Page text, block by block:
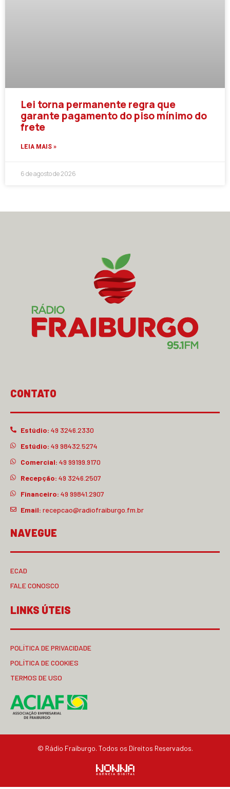
Lei torna permanente regra que
garante pagamento do piso mínimo do
frete
LEIA MAIS »
6 de agosto de 2026
CONTATO
Estúdio: 49 3246.2330
Estúdio: 49 98432.5274
Comercial: 49 99199.9170
Recepção: 49 3246.2507
Financeiro: 49 99841.2907
Email: recepcao@radiofraiburgo.fm.br
NAVEGUE
ECAD
FALE CONOSCO
LINKS ÚTEIS
POLÍTICA DE PRIVACIDADE
POLÍTICA DE COOKIES
TERMOS DE USO
© Rádio Fraiburgo. Todos os Direitos Reservados.